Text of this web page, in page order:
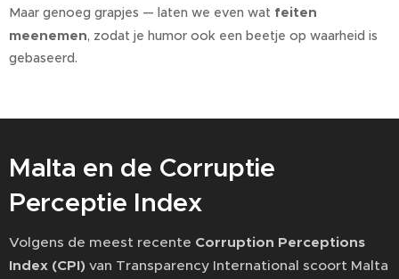
Maar genoeg grapjes — laten we even wat feiten
meenemen, zodat je humor ook een beetje op waarheid is
gebaseerd.
Malta en de Corruptie
Perceptie Index
Volgens de meest recente Corruption Perceptions
Index (CPI) van Transparency International scoort Malta